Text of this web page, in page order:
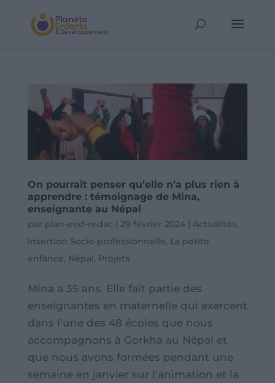
On pourrait penser qu’elle n’a plus rien à
apprendre : témoignage de Mina,
enseignante au Népal
par plan-eed-redac | 29 février 2024| Actualités,
Insertion Socio-professionnelle, La petite
enfance, Népal, Projets
Mina a 35 ans. Elle fait partie des
enseignantes en maternelle qui exercent
dans l’une des 48 écoles que nous
accompagnons à Gorkha au Népal et
que nous avons formées pendant une
semaine en janvier sur l’animation et la